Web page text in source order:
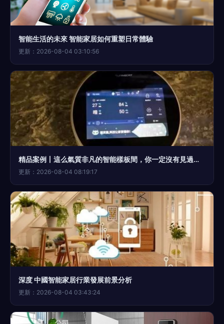
智能生活的未來 智能家居如何重塑日常體驗
更新：2026-08-04 03:10:56
精品案例丨這么氣質非凡的智能樣板間，你一定沒有見過！開啟未來生活藝術新境界
更新：2026-08-04 08:19:17
深度 中國智能家居行業發展前景分析
更新：2026-08-04 03:43:24